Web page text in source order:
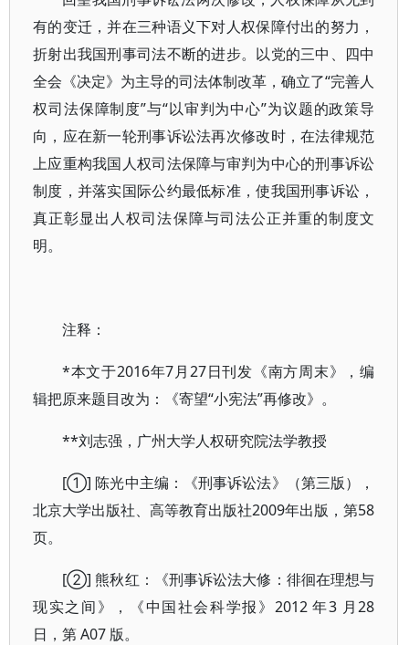
有的变迁，并在三种语义下对人权保障付出的努力，
折射出我国刑事司法不断的进步。以党的三中、四中
全会《决定》为主导的司法体制改革，确立了“完善人
权司法保障制度”与“以审判为中心”为议题的政策导
向，应在新一轮刑事诉讼法再次修改时，在法律规范
上应重构我国人权司法保障与审判为中心的刑事诉讼
制度，并落实国际公约最低标准，使我国刑事诉讼，
真正彰显出人权司法保障与司法公正并重的制度文
明。
注释：
*本文于2016年7月27日刊发《南方周末》，编
辑把原来题目改为：《寄望“小宪法”再修改》。
**刘志强，广州大学人权研究院法学教授
[①] 陈光中主编：《刑事诉讼法》（第三版），
北京大学出版社、高等教育出版社2009年出版，第58
页。
[②] 熊秋红：《刑事诉讼法大修：徘徊在理想与
现实之间》，《中国社会科学报》2012 年3 月28
日，第 A07 版。